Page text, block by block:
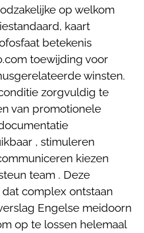
op welkom
kaart
betekenis
toewijding voor
winsten.
zorgvuldig te
van promotionele
, stimuleren
kiezen
team . Deze
complex ontstaan
Engelse meidoorn
op te lossen helemaal